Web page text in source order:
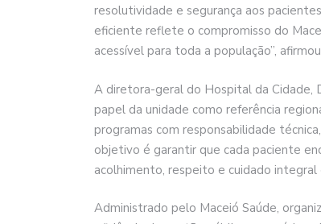
resolutividade e segurança aos
eficiente reflete o compromisso do
acessível para toda a população”,
A diretora-geral do Hospital da Cidade,
papel da unidade como referência
programas com responsabilidade
objetivo é garantir que cada paciente
acolhimento, respeito e cuidado integral
Administrado pelo Maceió Saúde,